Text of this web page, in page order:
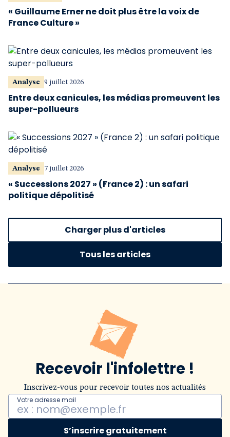
« Guillaume Erner ne doit plus être la voix de
France Culture »
Analyse 9 juillet 2026
Entre deux canicules, les médias promeuvent les
super-pollueurs
Analyse 7 juillet 2026
« Successions 2027 » (France 2) : un safari
politique dépolitisé
Charger plus d'articles
Tous les articles
Recevoir l'infolettre !
Inscrivez-vous pour recevoir toutes nos actualités
Votre adresse mail
S’inscrire gratuitement